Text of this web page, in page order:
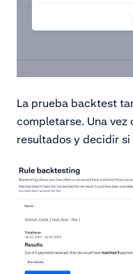
La prueba backtest
completarse. Una
resultados y decidir